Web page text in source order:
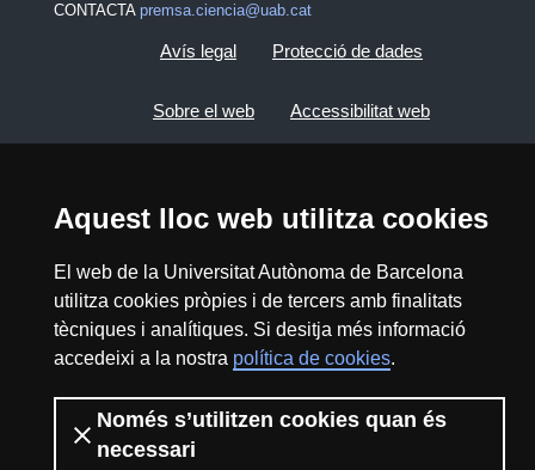
Aquest lloc web utilitza cookies
El web de la Universitat Autònoma de Barcelona
utilitza cookies pròpies i de tercers amb finalitats
tècniques i analítiques. Si desitja més informació
accedeixi a la nostra política de cookies.
Només s’utilitzen cookies quan és
necessari
CONTACTA premsa.ciencia@uab.cat
Avís legal Protecció de dades
Sobre el web Accessibilitat web
Reconeixement - No Comercial (CC BY NC) -
ISSN: 2014-6388
View low-bandwidth version